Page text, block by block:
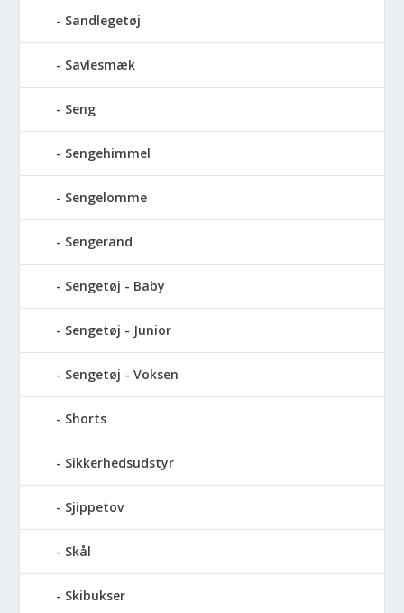
Sandlegetøj
Savlesmæk
Seng
Sengehimmel
Sengelomme
Sengerand
Sengetøj - Baby
Sengetøj - Junior
Sengetøj - Voksen
Shorts
Sikkerhedsudstyr
Sjippetov
Skål
Skibukser